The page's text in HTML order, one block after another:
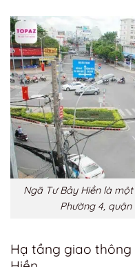
Ngã Tư Bảy Hiền là
Phường 4, quận
Hạ tầng giao thông